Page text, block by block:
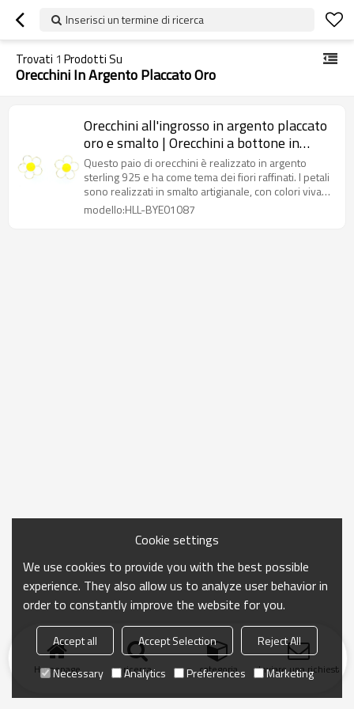
Inserisci un termine di ricerca
Trovati 1 Prodotti Su
Orecchini In Argento Placcato Oro
Orecchini all'ingrosso in argento placcato
oro e smalto | Orecchini a bottone in
argento da donna con fiori squisiti
Questo paio di orecchini è realizzato in argento
sterling 925 e ha come tema dei fiori raffinati. I petali
sono realizzati in smalto artigianale, con colori vivaci
e intensi, che evocano un tocco artistico retrò.
modello:HLL-BYE01087
Homepage ricerca categoria Inviare una richiesta
Cookie settings
We use cookies to provide you with the best possible
experience. They also allow us to analyze user behavior in
order to constantly improve the website for you.
Accept all Accept Selection
Reject All
Necessary
Analytics Preferences Marketing